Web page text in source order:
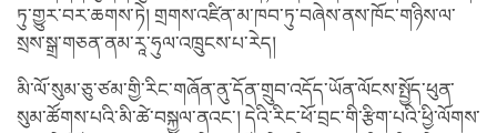
ཏུ་གྱུར་བར་ཆགས་ཏེ། གྲགས་འཛིན་མ་ཁབ་ཏུ་བཞེས་ནས་ཁོང་གཉིས་ལ་
སྲས་སྒྲ་གཅན་ནམ་རཱ་ཧུལ་འཁྲུངས་པ་རེད།
མི་ལོ་སུམ་ཅུ་ཙམ་གྱི་རིང་གཞོན་ནུ་དོན་གྲུབ་འདོད་ཡོན་ལོངས་སྤྱོད་ཕུན་
སུམ་ཚོགས་པའི་མི་ཚེ་བསྐྱལ་ནའང་། དེའི་རིང་ཕོ་བྲང་གི་རྩིག་པའི་ཕྱི་ལོགས་